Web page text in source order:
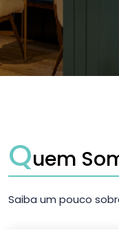
Quem
Saiba um pouco